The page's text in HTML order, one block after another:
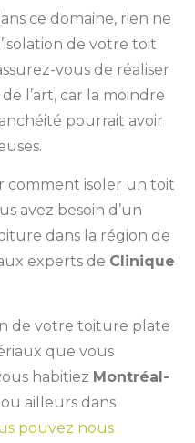
ce domaine, rien ne
de votre toit
vous de réaliser
l’art, car la moindre
pourrait avoir
comment isoler un toit
avez besoin d’un
dans la région de
experts de Clinique
de votre toiture plate
que vous
habitiez Montréal-
ou ailleurs dans
pouvez nous